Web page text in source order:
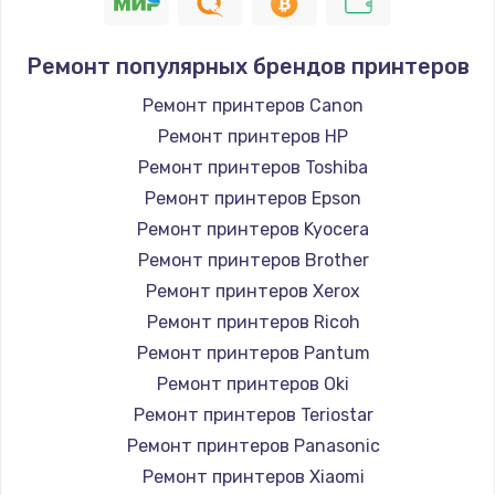
Ремонт популярных брендов принтеров
Ремонт принтеров Canon
Ремонт принтеров HP
Ремонт принтеров Toshiba
Ремонт принтеров Epson
Ремонт принтеров Kyocera
Ремонт принтеров Brother
Ремонт принтеров Xerox
Ремонт принтеров Ricoh
Ремонт принтеров Pantum
Ремонт принтеров Oki
Ремонт принтеров Teriostar
Ремонт принтеров Panasonic
Ремонт принтеров Xiaomi